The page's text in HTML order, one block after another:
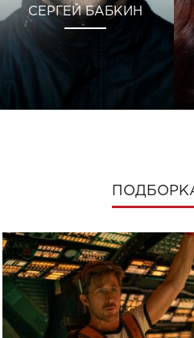
СЕРГЕЙ БАБКИН